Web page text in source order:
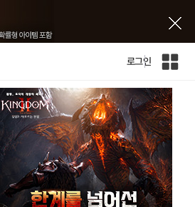
로그인
인
전
체
사
이
트
맵